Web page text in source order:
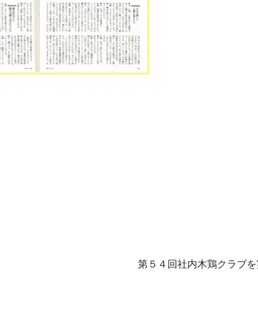
第５４回社内木鶏クラブを